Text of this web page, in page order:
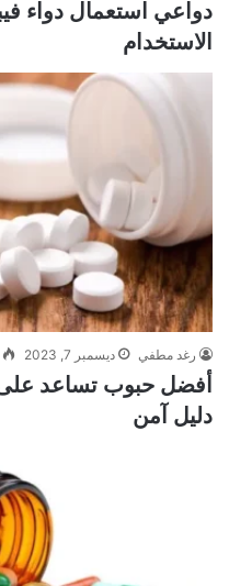
دواعي استعمال دواء
الاستخدام
رغد مطفي ديسمبر 7, 2023
أفضل حبوب تساعد
دليل آمن